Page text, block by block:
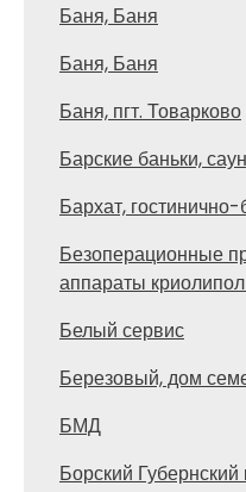
Баня, Баня
Баня, Баня
Баня, пгт. Товарково
Барские баньки,
Бархат,
Безоперационные
аппараты
Белый сервис
Березовый, дом
БМД
Борский